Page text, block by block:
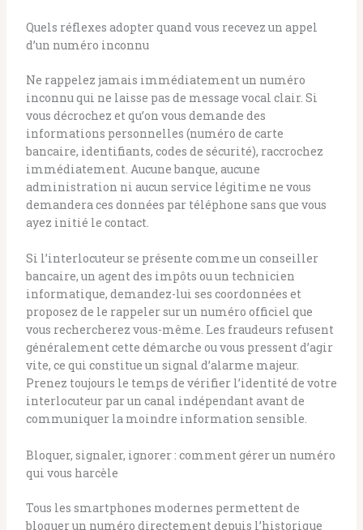
Quels réflexes adopter quand vous recevez un appel
d’un numéro inconnu
Ne rappelez jamais immédiatement un numéro
inconnu qui ne laisse pas de message vocal clair. Si
vous décrochez et qu’on vous demande des
informations personnelles (numéro de carte
bancaire, identifiants, codes de sécurité), raccrochez
immédiatement. Aucune banque, aucune
administration ni aucun service légitime ne vous
demandera ces données par téléphone sans que vous
ayez initié le contact.
Si l’interlocuteur se présente comme un conseiller
bancaire, un agent des impôts ou un technicien
informatique, demandez-lui ses coordonnées et
proposez de le rappeler sur un numéro officiel que
vous rechercherez vous-même. Les fraudeurs refusent
généralement cette démarche ou vous pressent d’agir
vite, ce qui constitue un signal d’alarme majeur.
Prenez toujours le temps de vérifier l’identité de votre
interlocuteur par un canal indépendant avant de
communiquer la moindre information sensible.
Bloquer, signaler, ignorer : comment gérer un numéro
qui vous harcèle
Tous les smartphones modernes permettent de
bloquer un numéro directement depuis l’historique